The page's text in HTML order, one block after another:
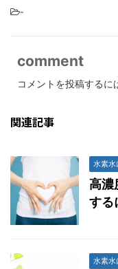
-
comment
コメントを投稿するに
関連記事
水素水
高濃
する
水素水